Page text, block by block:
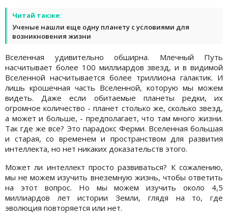
Читай также:
Ученые нашли еще одну планету с условиями для
возникновения жизни
Вселенная удивительно обширна. Млечный Путь
насчитывает более 100 миллиардов звезд, и в видимой
Вселенной насчитывается более триллиона галактик. И
лишь крошечная часть Вселенной, которую мы можем
видеть. Даже если обитаемые планеты редки, их
огромное количество - планет столько же, сколько звезд,
а может и больше, - предполагает, что там много жизни.
Так где же все? Это парадокс Ферми. Вселенная большая
и старая, со временем и пространством для развития
интеллекта, но нет никаких доказательств этого.
Может ли интеллект просто развиваться? К сожалению,
мы не можем изучить внеземную жизнь, чтобы ответить
на этот вопрос. Но мы можем изучить около 4,5
миллиардов лет истории Земли, глядя на то, где
эволюция повторяется или нет.